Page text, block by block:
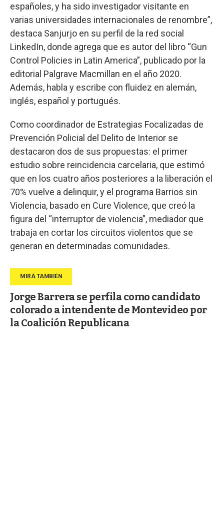
españoles, y ha sido investigador visitante en
varias universidades internacionales de renombre”,
destaca Sanjurjo en su perfil de la red social
LinkedIn, donde agrega que es autor del libro “Gun
Control Policies in Latin America”, publicado por la
editorial Palgrave Macmillan en el año 2020.
Además, habla y escribe con fluidez en alemán,
inglés, español y portugués.
Como coordinador de Estrategias Focalizadas de
Prevención Policial del Delito de Interior se
destacaron dos de sus propuestas: el primer
estudio sobre reincidencia carcelaria, que estimó
que en los cuatro años posteriores a la liberación el
70% vuelve a delinquir, y el programa Barrios sin
Violencia, basado en Cure Violence, que creó la
figura del “interruptor de violencia”, mediador que
trabaja en cortar los circuitos violentos que se
generan en determinadas comunidades.
Jorge Barrera se perfila como candidato
colorado a intendente de Montevideo por
la Coalición Republicana